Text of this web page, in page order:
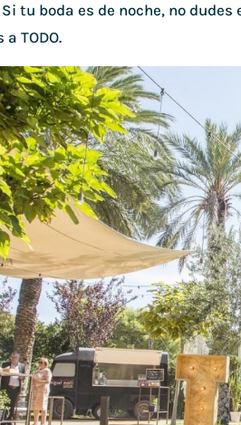
tu boda es de noche, no
TODO.